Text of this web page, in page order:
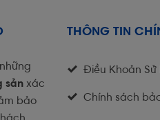
sản xác
bảo
THÔNG TIN
Điều Khoản Sử
Chính sách